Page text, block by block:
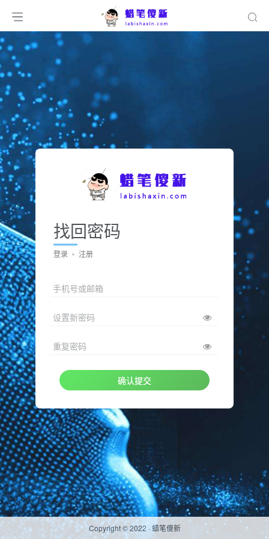
找回密码
登录 注册
手机号或邮箱
设置新密码
重复密码
确认提交
Copyright © 2022 · 蜡笔傻新